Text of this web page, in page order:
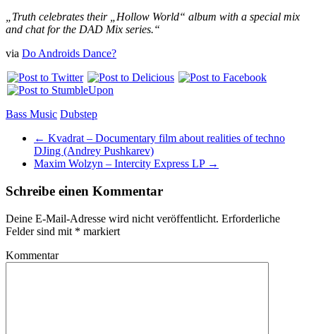
„Truth celebrates their „Hollow World“ album with a special mix
and chat for the DAD Mix series.“
via Do Androids Dance?
Bass Music Dubstep
← Kvadrat – Documentary film about realities of techno
DJing (Andrey Pushkarev)
Maxim Wolzyn – Intercity Express LP →
Schreibe einen Kommentar
Deine E-Mail-Adresse wird nicht veröffentlicht. Erforderliche
Felder sind mit * markiert
Kommentar